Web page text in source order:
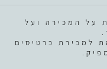
על המכירה ועל
למכירת כרטיסים